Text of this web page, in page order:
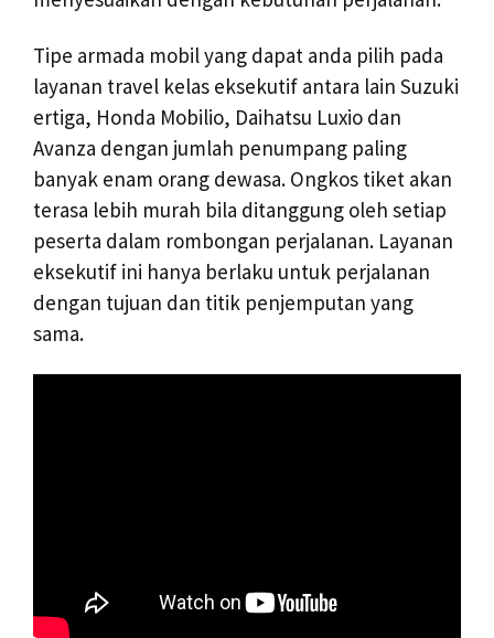
Tipe armada mobil yang dapat anda pilih pada
layanan travel kelas eksekutif antara lain Suzuki
ertiga, Honda Mobilio, Daihatsu Luxio dan
Avanza dengan jumlah penumpang paling
banyak enam orang dewasa. Ongkos tiket akan
terasa lebih murah bila ditanggung oleh setiap
peserta dalam rombongan perjalanan. Layanan
eksekutif ini hanya berlaku untuk perjalanan
dengan tujuan dan titik penjemputan yang
sama.